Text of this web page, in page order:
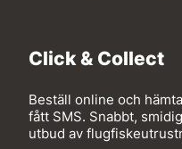
Click & Collect
Beställ online och
fått SMS. Snabbt,
utbud av